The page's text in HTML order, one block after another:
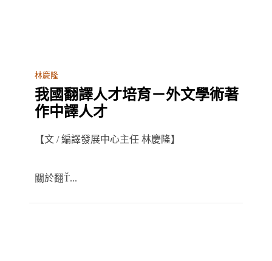
林慶隆
我國翻譯人才培育－外文學術著
作中譯人才
【文 / 編譯發展中心主任 林慶隆】
關於翻Ť...